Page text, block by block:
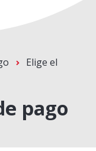
Elige el
pago